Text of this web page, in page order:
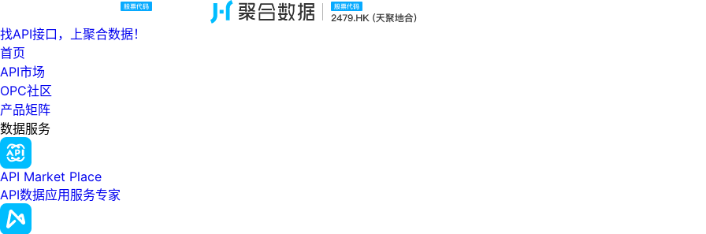
找API接口，上聚合数据！
首页
API市场
OPC社区
产品矩阵
数据服务
API Market Place
API数据应用服务专家